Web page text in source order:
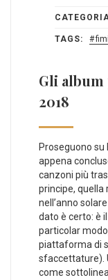
TAGS: fimi
Gli
2018
Proseguono su
appena
canzoni più
principe, quella
nell’anno
dato è certo: è
particolar
piattaforma di
sfaccettature).
come